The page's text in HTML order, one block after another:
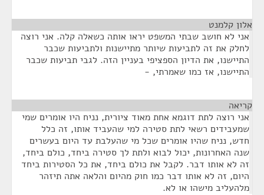
אלון קלמנט
אני לא חושב שבתי המשפט יראו אותה כשאלה קלה. אני רוצה
לחלק את זה לתביעות שיותר מתיישנות ולתביעות שכבר
התיישנו, את הדיון הספציפי בעניין הזה. לגבי תביעות שכבר
התיישנו, אז כמו שאמרתי, -
קריאה
אני רוצה לתת דוגמא אחת מאוד ציורית, נניח היו אומרים שמי
שמעבידים רשאי לתת סטירה למי שהעביד אותו, זה כלל
חדש, נניח שהיו אומרים שכל מי שהעלבת עד היום בעשרים
שנה האחרונות, יכול לבוא ולתת לך סטירה ביחד, כולם ביחד,
זה לא אותו דבר. לקבל את כולם ביחד, את כל הסטירות ביחד
היום, זה לא אותו דבר כמו חוק מהיום והלאה אתה תיזהר
מלהעליב מישהו או לא.